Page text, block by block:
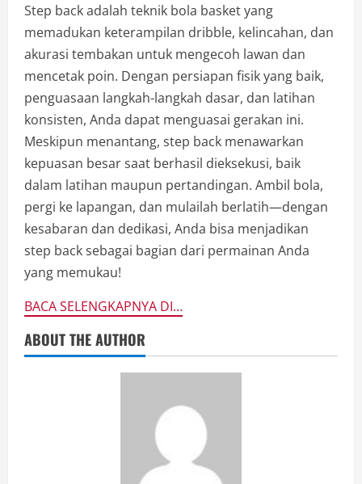
Step back adalah teknik bola basket yang
memadukan keterampilan dribble, kelincahan, dan
akurasi tembakan untuk mengecoh lawan dan
mencetak poin. Dengan persiapan fisik yang baik,
penguasaan langkah-langkah dasar, dan latihan
konsisten, Anda dapat menguasai gerakan ini.
Meskipun menantang, step back menawarkan
kepuasan besar saat berhasil dieksekusi, baik
dalam latihan maupun pertandingan. Ambil bola,
pergi ke lapangan, dan mulailah berlatih—dengan
kesabaran dan dedikasi, Anda bisa menjadikan
step back sebagai bagian dari permainan Anda
yang memukau!
BACA SELENGKAPNYA DI…
ABOUT THE AUTHOR